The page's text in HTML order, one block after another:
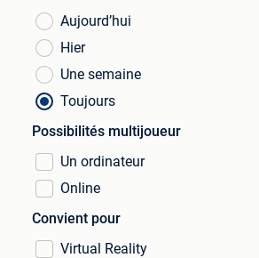
Aujourd’hui
Hier
Une semaine
Toujours
Possibilités multijoueur
Un ordinateur
Online
Convient pour
Virtual Reality